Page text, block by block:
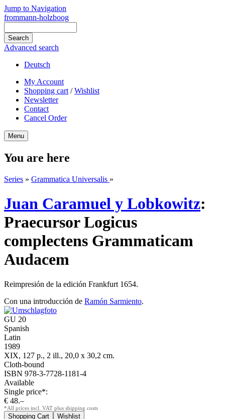
Jump to Navigation
frommann-holzboog
Advanced search
Deutsch
My Account
Shopping cart /Wishlist
Newsletter
Contact
Cancel Order
Menu
You are here
Series » Grammatica Universalis »
Juan Caramuel y Lobkowitz:
Praecursor Logicus
complectens Grammaticam
Audacem
Reimpresión de la edición Frankfurt 1654.
Con una introducción de Ramón Sarmiento.
GU 20
Spanish
Latin
1989
XIX, 127 p., 2 ill., 20,0 x 30,2 cm.
Cloth-bound
ISBN 978-3-7728-1181-4
Available
Single price*:
€ 48.–
*All prices incl. VAT plus shipping costs